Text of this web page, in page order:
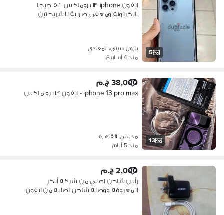
5
ايفون iphone ١٣ بروماكس ٥١٢ جيجا
بالكرتونه ومعفي ضريبة للشريحتين
بارون سيتى، المعادي
منذ 4 أسابيع
13
38,000 ج.م
iphone 13 pro max - ايفون ١٣ برو ماكس
مدينتي، القاهرة
منذ 5 أيام
2,000 ج.م
رأس شاحن اصلي من شركه أنكر
المعروفه ووصله شاحن اصليه من ايفون